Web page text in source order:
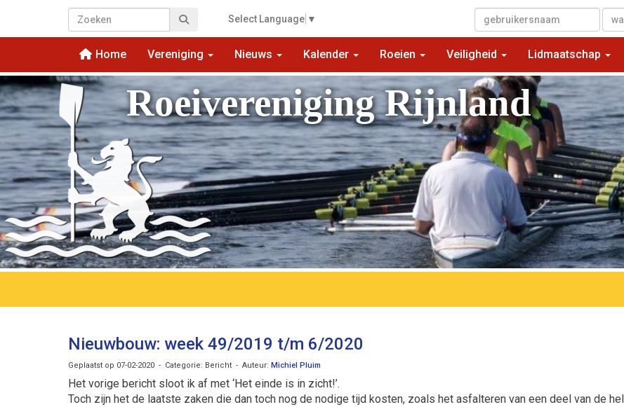
Select Language ▼
Home Vereniging Nieuws Kalender Roeien Veiligheid Lidmaatschap
Roeivereniging Rijnland
Nieuwbouw: week 49/2019 t/m 6/2020
Geplaatst op 07-02-2020 - Categorie: Bericht - Auteur: Michiel Pluim
Het vorige bericht sloot ik af met ‘Het einde is in zicht!’.
Toch zijn het de laatste zaken die dan toch nog de nodige tijd kosten, zoals het asfalteren van een deel van de